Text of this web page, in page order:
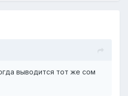
выводится тот же сом